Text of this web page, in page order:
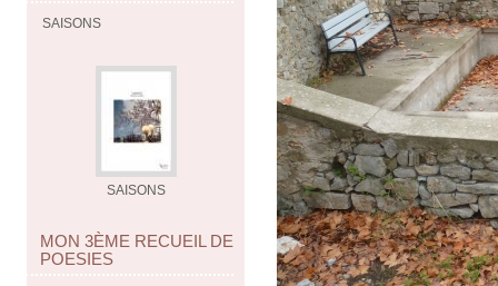
SAISONS
SAISONS
MON 3ÈME RECUEIL DE
POESIES